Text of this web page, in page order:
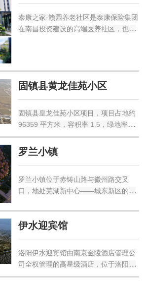
泰康之家·赣园养老社区是泰康保险集团
在南昌投资建设的高端医养社区，也是
固镇县黄龙佳苑小区
固镇县皇龙佳苑小区项目，项目占地约
96359 平方米，容积率 1.5，绿地率
35.1%，总建筑面积约190411平方米，
地上计容建筑面积约149516平方米，...
罗兰小镇
罗兰小镇位于赤铸山路与徽州路交叉
口，地处芜湖新中心——城东新区的核
施，一应俱全。项目拥有顶级的医疗配
套，左侧即是芜湖市第一人民医...
伊水迎宾馆
洛阳伊水迎宾馆由南京金陵酒店管理公
司全权管理的高星级酒店，位于洛阳市
洛龙区，紧临世界文化遗产龙门石窟。